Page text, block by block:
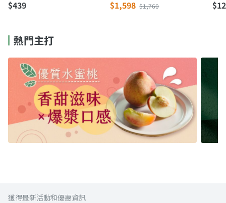
$439 $1,598 $1,760
熱門主打
獲得最新活動和優惠資訊